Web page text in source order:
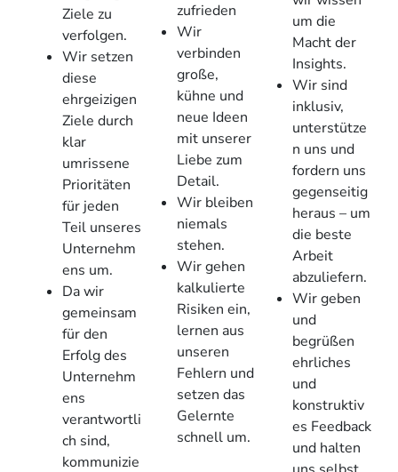
Ziele zu
verfolgen.
Wir setzen
diese
ehrgeizigen
Ziele durch
klar
umrissene
Prioritäten
für jeden
Teil unseres
Unternehm
ens um.
Da wir
gemeinsam
für den
Erfolg des
Unternehm
ens
verantwortli
ch sind,
kommunizie
zufrieden
Wir
verbinden
große,
kühne und
neue Ideen
mit unserer
Liebe zum
Detail.
Wir bleiben
niemals
stehen.
Wir gehen
kalkulierte
Risiken ein,
lernen aus
unseren
Fehlern und
setzen das
Gelernte
schnell um.
um die
Macht der
Insights.
Wir sind
inklusiv,
unterstütze
n uns und
fordern uns
gegenseitig
heraus – um
die beste
Arbeit
abzuliefern.
Wir geben
und
begrüßen
ehrliches
und
konstruktiv
es Feedback
und halten